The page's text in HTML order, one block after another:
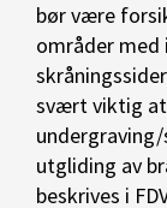
bør være
områder
svært viktig at
utgliding av
beskrives i